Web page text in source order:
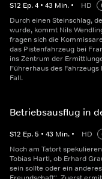
S12 Ep.4 • 43 Min. • HD
Durch einen Steinschlag,
wurde, kommt Nils
fragen sich die
das Pistenfahrzeug bei
ins Zentrum der
Führerhaus des
Fall.
Betriebsausflug in
S12 Ep.5 • 43 Min. • HD
Noch am Tatort
Tobias Hartl, ob Erhard
sein sollte oder ein